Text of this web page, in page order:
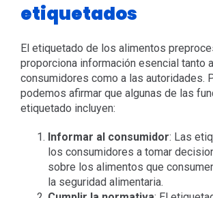
etiquetados
El etiquetado de los alimentos
proporciona información esencial tanto
consumidores como a las autoridades.
podemos afirmar que algunas de las
etiquetado incluyen:
Informar al consumidor: Las
los consumidores a tomar
sobre los alimentos que
la seguridad alimentaria.